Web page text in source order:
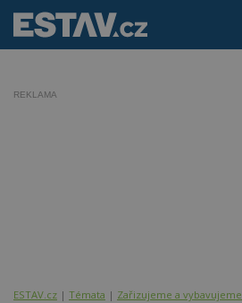
REKLAMA
ESTAV.cz Témata Zařizujeme a vybavujeme